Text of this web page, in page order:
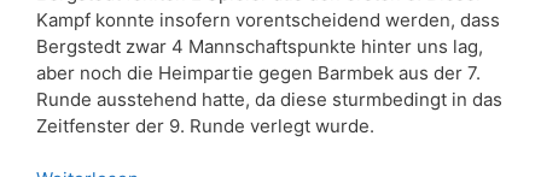
Kampf konnte insofern vorentscheidend werden, dass
Bergstedt zwar 4 Mannschaftspunkte hinter uns lag,
aber noch die Heimpartie gegen Barmbek aus der 7.
Runde ausstehend hatte, da diese sturmbedingt in das
Zeitfenster der 9. Runde verlegt wurde.